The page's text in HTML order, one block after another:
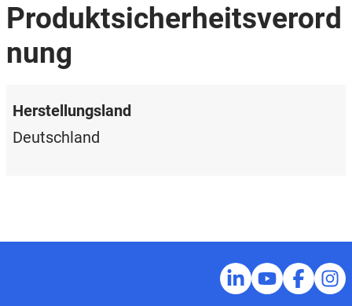
Produktsicherheitsverord
nung
Herstellungsland
Deutschland